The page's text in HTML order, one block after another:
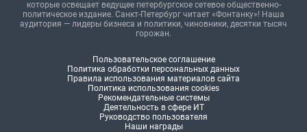
которые освещает ведущее петербургское сетевое общественно-
политическое издание. Санкт-Петербург читает «Фонтанку»! Наша
аудитория — лидеры бизнеса и политики, чиновники, десятки тысяч
горожан.
Пользовательское соглашение
Политика обработки персональных данных
Правила использования материалов сайта
Политика использования cookies
Рекомендательные системы
Деятельность в сфере ИТ
Руководство пользователя
Наши награды